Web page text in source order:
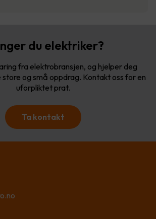
du elektriker?
fra elektrobransjen, og hjelper deg
og små oppdrag. Kontakt oss for en
uforpliktet prat.
Ta kontakt